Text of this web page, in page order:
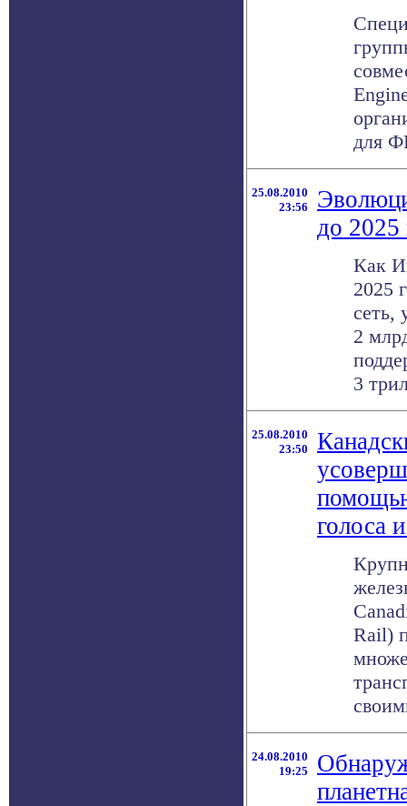
для
25.08.2010
23:56
до 2025
Как
2025
сеть,
2
3
25.08.2010
23:50
голоса
Rail)
24.08.2010
19:25